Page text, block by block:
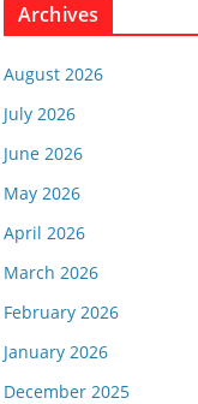
Archives
August 2026
July 2026
June 2026
May 2026
April 2026
March 2026
February 2026
January 2026
December 2025